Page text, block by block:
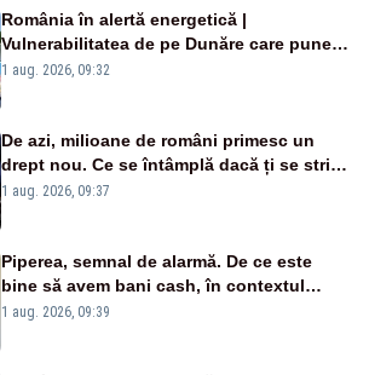
România în alertă energetică |
Vulnerabilitatea de pe Dunăre care pune
în pericol Centrala Cernavodă era
1 aug. 2026, 09:32
De azi, milioane de români primesc un
drept nou. Ce se întâmplă dacă ți se strică
un produs
1 aug. 2026, 09:37
Piperea, semnal de alarmă. De ce este
bine să avem bani cash, în contextul
alertei energetice?
1 aug. 2026, 09:39